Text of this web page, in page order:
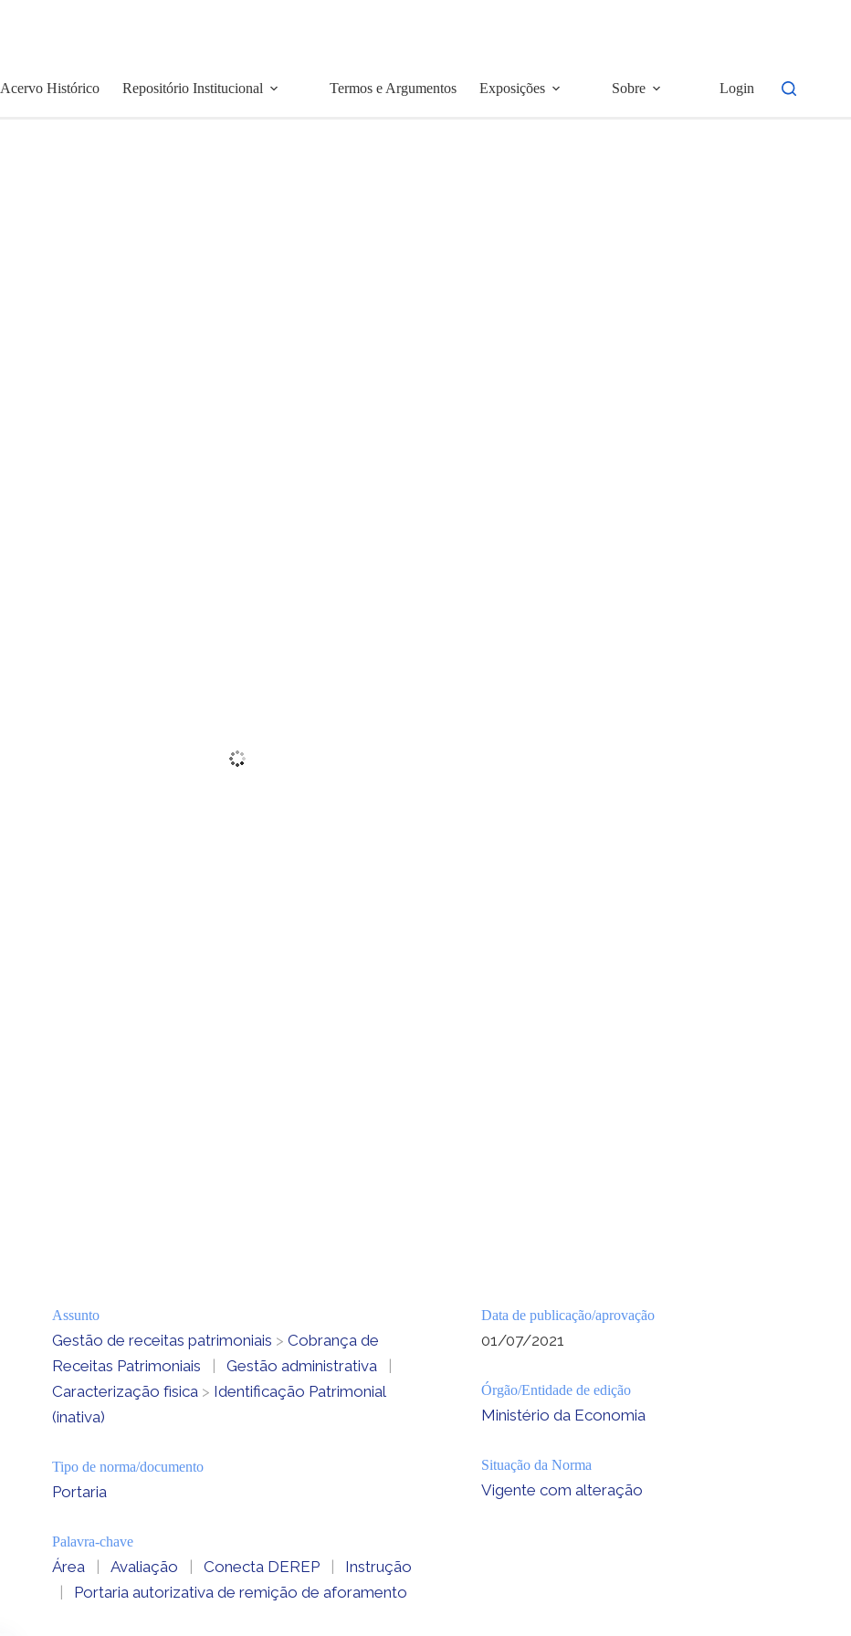
Acervo Histórico Repositório Institucional Termos e Argumentos Exposições Sobre Login
Assunto
Gestão de receitas patrimoniais >Cobrança de
Receitas Patrimoniais
| Gestão administrativa
|
Caracterização fìsica > Identificação Patrimonial
(inativa)
Tipo de norma/documento
Portaria
Palavra-chave
Área | Avaliação | Conecta DEREP |
Instrução
|
Portaria autorizativa de remição de aforamento
Data de publicação/aprovação
01/07/2021
Órgão/Entidade de edição
Ministério da Economia
Situação da Norma
Vigente com alteração